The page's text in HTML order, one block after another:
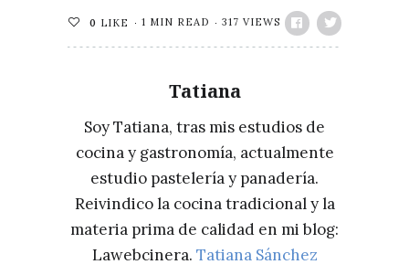
0 LIKE 1 MIN READ 317 VIEWS
Tatiana
Soy Tatiana, tras mis estudios de
cocina y gastronomía, actualmente
estudio pastelería y panadería.
Reivindico la cocina tradicional y la
materia prima de calidad en mi blog:
Lawebcinera. Tatiana Sánchez